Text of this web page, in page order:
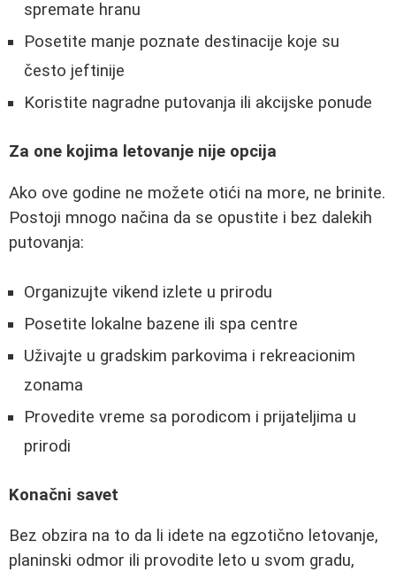
spremate hranu
Posetite manje poznate destinacije koje su
često jeftinije
Koristite nagradne putovanja ili akcijske ponude
Za one kojima letovanje nije opcija
Ako ove godine ne možete otići na more, ne brinite.
Postoji mnogo načina da se opustite i bez dalekih
putovanja:
Organizujte vikend izlete u prirodu
Posetite lokalne bazene ili spa centre
Uživajte u gradskim parkovima i rekreacionim
zonama
Provedite vreme sa porodicom i prijateljima u
prirodi
Konačni savet
Bez obzira na to da li idete na egzotično letovanje,
planinski odmor ili provodite leto u svom gradu,